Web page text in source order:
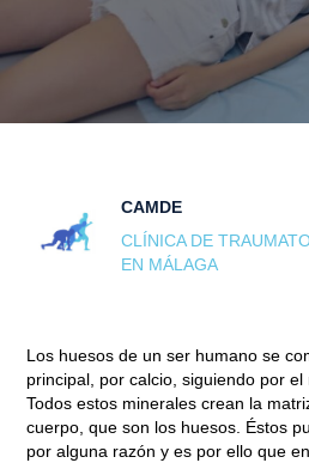
CAMDE
CLÍNICA DE
EN MÁLAGA
Los huesos de un ser humano se
principal, por calcio, siguiendo por el
Todos estos minerales crean la
cuerpo, que son los huesos. Éstos
por alguna razón y es por ello que